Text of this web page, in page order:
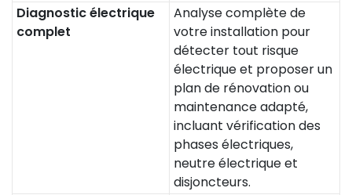
Diagnostic électrique
complet
Analyse complète de
votre installation pour
détecter tout risque
électrique et proposer un
plan de rénovation ou
maintenance adapté,
incluant vérification des
phases électriques,
neutre électrique et
disjoncteurs.